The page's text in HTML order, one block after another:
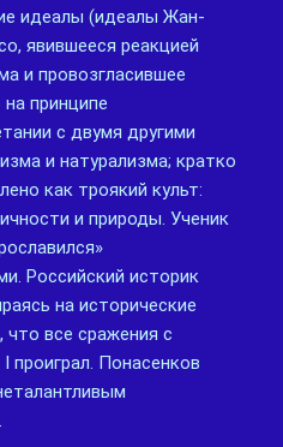
идеалы (идеалы Жан-
явившееся реакцией
и провозгласившее
принципе
с двумя другими
и натурализма; кратко
как троякий культ:
и природы. Ученик
Российский историк
на исторические
все сражения с
проиграл. Понасенков